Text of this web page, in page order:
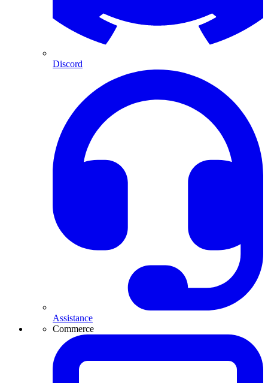
Discord
Assistance
Commerce